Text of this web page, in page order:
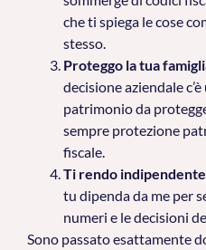
che ti spiega le cose
stesso.
Proteggo la tua
decisione aziendale
patrimonio da
sempre protezione
fiscale.
Ti rendo indipendente
tu dipenda da me per
numeri e le decisioni
Sono passato esattamente